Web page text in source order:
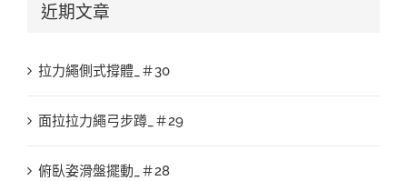
近期文章
拉力繩側式撐體_＃30
面拉拉力繩弓步蹲_＃29
俯臥姿滑盤擺動_＃28